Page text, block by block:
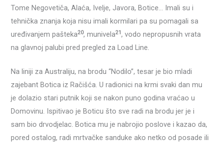
Tome Negovetiča, Alaća, Ivelje, Javora, Botice… Imali su i
tehnička znanja koja nisu imali kormilari pa su pomagali sa
uređivanjem pašteka20, munivela21, vodo nepropusnih vrata
na glavnoj palubi pred pregled za Load Line.
Na liniji za Australiju, na brodu “Nodilo”, tesar je bio mladi
zajebant Botica iz Račišća. U radionici na krmi svaki dan mu
je dolazio stari putnik koji se nakon puno godina vraćao u
Domovinu. Ispitivao je Boticu što sve radi na brodu jer je i
sam bio drvodjelac. Botica mu je nabrojio poslove i kazao da,
pored ostalog, radi mrtvačke sanduke ako netko od posade ili